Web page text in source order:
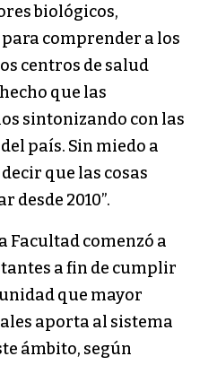
biológicos,
comprender a los
centros de salud
que las
sintonizando con las
país. Sin miedo a
que las cosas
desde 2010”.
Facultad comenzó a
a fin de cumplir
que mayor
aporta al sistema
ámbito, según